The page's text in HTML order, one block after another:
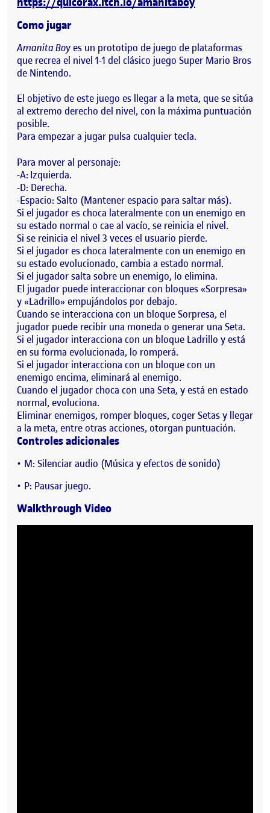
Como jugar
Amanita Boyes un prototipo de juego de plataformas
que recrea el nivel 1-1 del clásico juego Super Mario Bros
de Nintendo.
El objetivo de este juego es llegar a la meta, que se sitúa
al extremo derecho del nivel, con la máxima puntuación
posible.
Para empezar a jugar pulsa cualquier tecla.
Para mover al personaje:
-A: Izquierda.
-D: Derecha.
-Espacio: Salto (Mantener espacio para saltar más).
Si el jugador es choca lateralmente con un enemigo en
su estado normal o cae al vacío, se reinicia el nivel.
Si se reinicia el nivel 3 veces el usuario pierde.
Si el jugador es choca lateralmente con un enemigo en
su estado evolucionado, cambia a estado normal.
Si el jugador salta sobre un enemigo, lo elimina.
El jugador puede interaccionar con bloques «Sorpresa»
y «Ladrillo» empujándolos por debajo.
Cuando se interacciona con un bloque Sorpresa, el
jugador puede recibir una moneda o generar una Seta.
Si el jugador interacciona con un bloque Ladrillo y está
en su forma evolucionada, lo romperá.
Si el jugador interacciona con un bloque con un
enemigo encima, eliminará al enemigo.
Cuando el jugador choca con una Seta, y está en estado
normal, evoluciona.
Eliminar enemigos, romper bloques, coger Setas y llegar
a la meta, entre otras acciones, otorgan puntuación.
Controles adicionales
M: Silenciar audio (Música y efectos de sonido)
P: Pausar juego.
Walkthrough Video